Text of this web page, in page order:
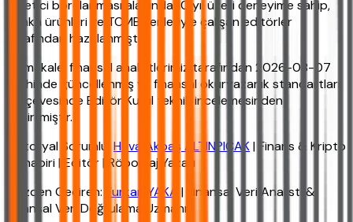
tüketici borçlanması alanında 10 yıl üzeri deneyime sahip,
banka ürünleri ve TCMB verileriyle çalışan editörler
tarafından hazırlanmıştır.
Bu makale, finansal analistlerimiz tarafından 2026-08-07
tarihinde güncellenmiş ve finansal okuryazarlık standartları
çerçevesinde Editör Kurul teknik incelemesinden
geçirilmiştir.
Editoryal Sorumlu: Hava Akbaş ALTINPIÇAK| Finans & Kripto
Muhabiri | Editör | Röportaj Yazarı
Gözden Geçiren: Furkan YAKA | Finansal Veri Analisti &
Finansal Veri Doğrulama Uzmanı